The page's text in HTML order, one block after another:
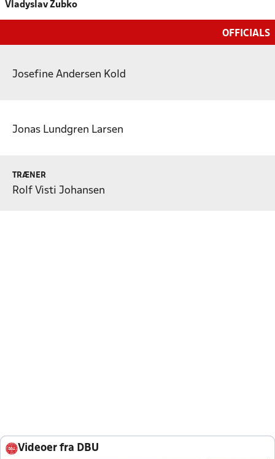
Vladyslav Zubko
OFFICIALS
Josefine Andersen Kold
Jonas Lundgren Larsen
TRÆNER
Rolf Visti Johansen
Videoer fra DBU